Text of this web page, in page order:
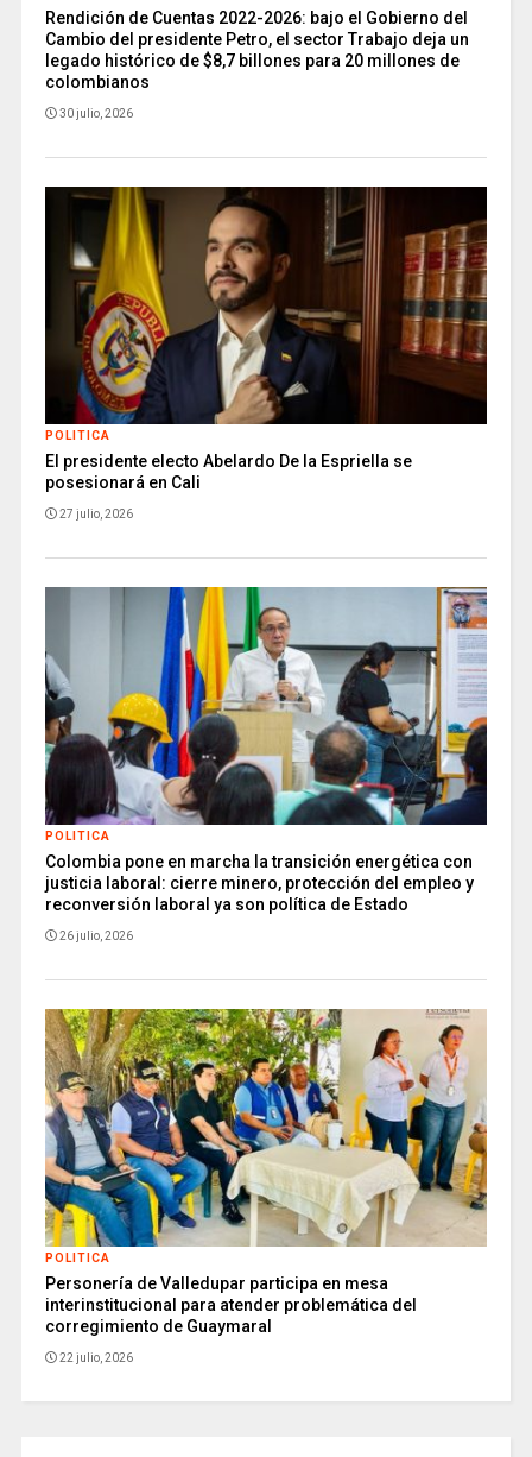
Rendición de Cuentas 2022-2026: bajo el Gobierno del
Cambio del presidente Petro, el sector Trabajo deja un
legado histórico de $8,7 billones para 20 millones de
colombianos
30 julio, 2026
POLITICA
El presidente electo Abelardo De la Espriella se
posesionará en Cali
27 julio, 2026
POLITICA
Colombia pone en marcha la transición energética con
justicia laboral: cierre minero, protección del empleo y
reconversión laboral ya son política de Estado
26 julio, 2026
POLITICA
Personería de Valledupar participa en mesa
interinstitucional para atender problemática del
corregimiento de Guaymaral
22 julio, 2026